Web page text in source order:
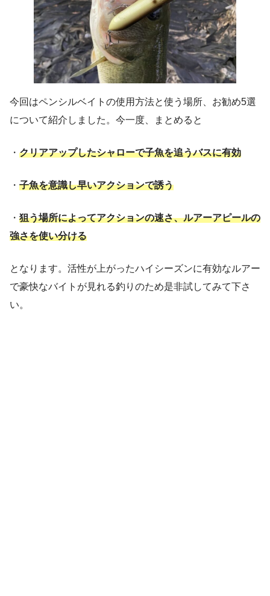
今回はペンシルベイトの使用方法と使う場所、お勧め5選
について紹介しました。今一度、まとめると
・ クリアアップしたシャローで子魚を追うバスに有効
・ 子魚を意識し早いアクションで誘う
・ 狙う場所によってアクションの速さ、ルアーアピールの
強さを使い分ける
となります。活性が上がったハイシーズンに有効なルアー
で豪快なバイトが見れる釣りのため是非試してみて下さ
い。